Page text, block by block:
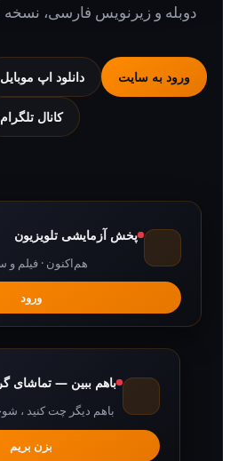
دوبله و زیرنویس فارسی،
ورود به سایت دانلود اپ موبایل
کانال تلگرام
پخش آزمایشی تلویزیون
هم‌اکنون · فیلم و
ورود
باهم ببین — تماشای
باهم دیگر چت کنید ،
بزن بریم